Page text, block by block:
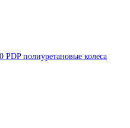
PDP полиуретановые колеса